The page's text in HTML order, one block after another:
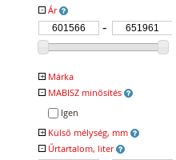
Értékszéfek
Tűzálló széfek
Tűzálló függőmappa-tárolók
Tűz- és vízálló irat- és
adattárolók
Tűzálló irattárolók
Tűzálló adattárolók
Kombinált adattárolók
Speciális széfek
- Ár
+ Márka
GST TRESOR ISS
- MABISZ minősítés
Igen
+ Külső mélység, mm
- Űrtartalom, liter